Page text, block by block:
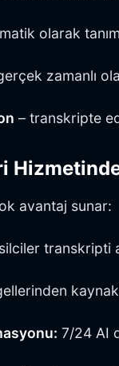
olarak
zamanlı
– transkripte
avantaj sunar:
transkripti
7/24 AI